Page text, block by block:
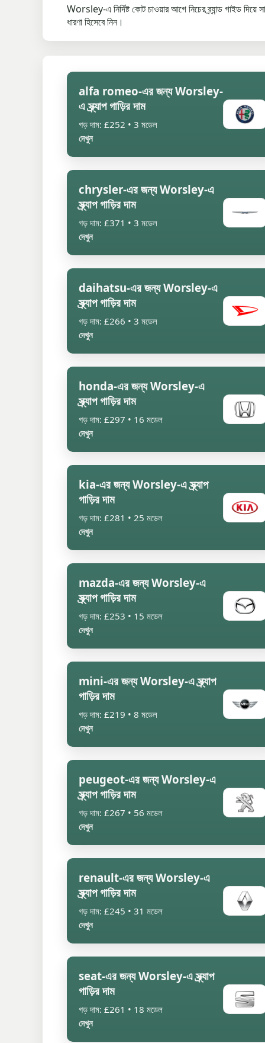
Worsley-এ নির্দিষ্ট কোট চাওয়ার আগে নিচের ব্র্যান্ড গাইড
ধারণা হিসেবে নিন।
alfa romeo-এর জন্য Worsley-
এ স্ক্র্যাপ গাড়ির দাম
গড় দাম: £252 • 3 মডেল
দেখুন
chrysler-এর জন্য Worsley-এ
স্ক্র্যাপ গাড়ির দাম
গড় দাম: £371 • 3 মডেল
দেখুন
daihatsu-এর জন্য Worsley-এ
স্ক্র্যাপ গাড়ির দাম
গড় দাম: £266 • 3 মডেল
দেখুন
honda-এর জন্য Worsley-এ
স্ক্র্যাপ গাড়ির দাম
গড় দাম: £297 • 16 মডেল
দেখুন
kia-এর জন্য Worsley-এ স্ক্র্যাপ
গাড়ির দাম
গড় দাম: £281 • 25 মডেল
দেখুন
mazda-এর জন্য Worsley-এ
স্ক্র্যাপ গাড়ির দাম
গড় দাম: £253 • 15 মডেল
দেখুন
mini-এর জন্য Worsley-এ স্ক্র্যাপ
গাড়ির দাম
গড় দাম: £219 • 8 মডেল
দেখুন
peugeot-এর জন্য Worsley-এ
স্ক্র্যাপ গাড়ির দাম
গড় দাম: £267 • 56 মডেল
দেখুন
renault-এর জন্য Worsley-এ
স্ক্র্যাপ গাড়ির দাম
গড় দাম: £245 • 31 মডেল
দেখুন
seat-এর জন্য Worsley-এ স্ক্র্যাপ
গাড়ির দাম
গড় দাম: £261 • 18 মডেল
দেখুন